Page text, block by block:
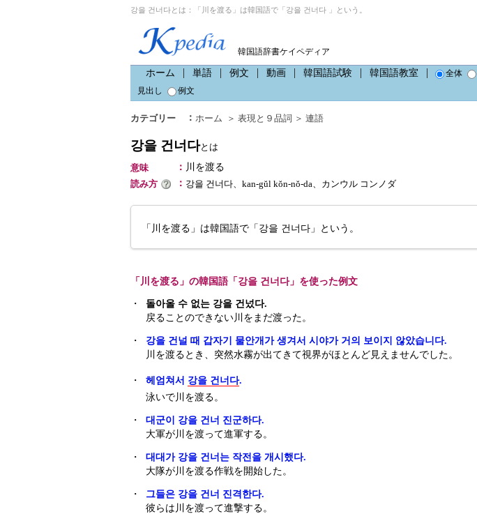
강을 건너다とは：「川を渡る」は韓国語で「강을 건너다 」という。
韓国語辞書ケイペディア
ホーム 単語 例文 動画 韓国語試験 韓国語教室
全体
見出し
例文
カテゴリー ： ホーム ＞ 表現と９品詞 ＞ 連語
강을 건너다とは
意味
： 川を渡る
読み方
： 강을 건너다、kan-gŭl kŏn-nŏ-da、カンウル コンノダ
「川を渡る」は韓国語で「강을 건너다」という。
「川を渡る」の韓国語「강을 건너다」を使った例文
・
돌아올 수 없는 강을 건넜다.
戻ることのできない川をまだ渡った。
・
강을 건널 때 갑자기 물안개가 생겨서 시야가 거의 보이지 않았습니다.
川を渡るとき、突然水霧が出てきて視界がほとんど見えませんでした。
・ 헤엄쳐서 강을 건너다.
泳いで川を渡る。
・
대군이 강을 건너 진군하다.
大軍が川を渡って進軍する。
・
대대가 강을 건너는 작전을 개시했다.
大隊が川を渡る作戦を開始した。
・
그들은 강을 건너 진격한다.
彼らは川を渡って進撃する。